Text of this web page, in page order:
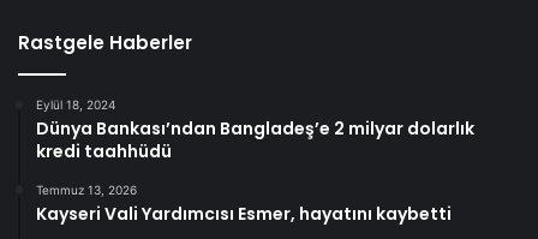
Rastgele Haberler
Eylül 18, 2024
Dünya Bankası’ndan Bangladeş’e 2 milyar dolarlık
kredi taahhüdü
Temmuz 13, 2026
Kayseri Vali Yardımcısı Esmer, hayatını kaybetti